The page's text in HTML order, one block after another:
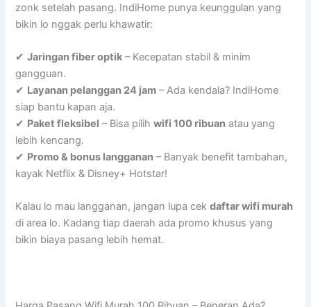
zonk setelah pasang. IndiHome punya keunggulan yang
bikin lo nggak perlu khawatir:
✔Jaringan fiber optik – Kecepatan stabil & minim
gangguan.
✔ Layanan pelanggan 24 jam – Ada kendala? IndiHome
siap bantu kapan aja.
✔ Paket fleksibel – Bisa pilihwifi 100 ribuan atau yang
lebih kencang.
✔ Promo & bonus langganan – Banyak benefit tambahan,
kayak Netflix & Disney+ Hotstar!
Kalau lo mau langganan, jangan lupa cekdaftar wifi murah
di area lo. Kadang tiap daerah ada promo khusus yang
bikin biaya pasang lebih hemat.